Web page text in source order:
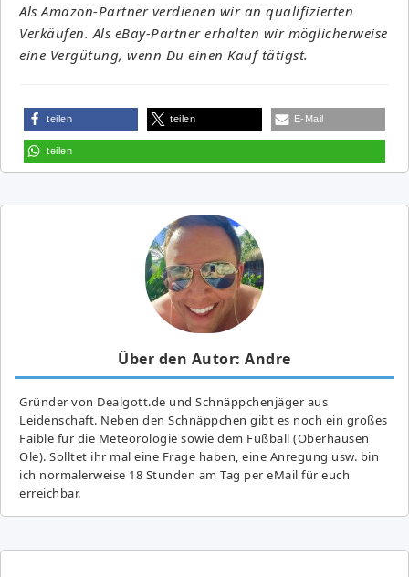
Als Amazon-Partner verdienen wir an qualifizierten
Verkäufen. Als eBay-Partner erhalten wir möglicherweise
eine Vergütung, wenn Du einen Kauf tätigst.
teilen teilen E-Mail
teilen
Über den Autor: Andre
Gründer von Dealgott.de und Schnäppchenjäger aus
Leidenschaft. Neben den Schnäppchen gibt es noch ein großes
Fai­ble für die Meteorologie sowie dem Fußball (Oberhausen
Ole). Solltet ihr mal eine Frage haben, eine Anregung usw. bin
ich normalerweise 18 Stunden am Tag per eMail für euch
erreichbar.